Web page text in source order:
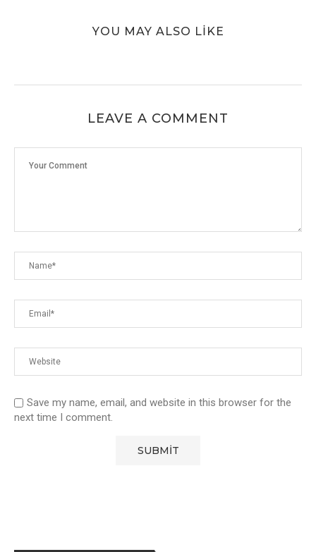
YOU MAY ALSO LIKE
LEAVE A COMMENT
Save my name, email, and website in this browser for the
next time I comment.